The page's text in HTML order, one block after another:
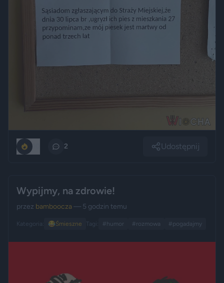
2 Udostępnij
Wypijmy, na zdrowie!
przez bamboocza — 5 godzin temu
Kategoria: 😂Śmieszne Tagi: #humor #rozmowa #pogadajmy